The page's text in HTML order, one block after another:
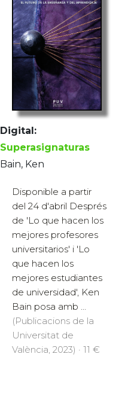
Digital:
Superasignaturas
Bain, Ken
Disponible a partir
del 24 d'abril Després
de 'Lo que hacen los
mejores profesores
universitarios' i 'Lo
que hacen los
mejores estudiantes
de universidad', Ken
Bain posa amb ...
(Publicacions de la
Universitat de
València, 2023) · 11 €